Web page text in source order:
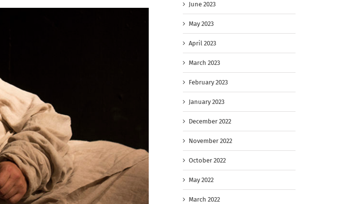
June 2023
May 2023
April 2023
March 2023
February 2023
January 2023
December 2022
November 2022
October 2022
May 2022
March 2022